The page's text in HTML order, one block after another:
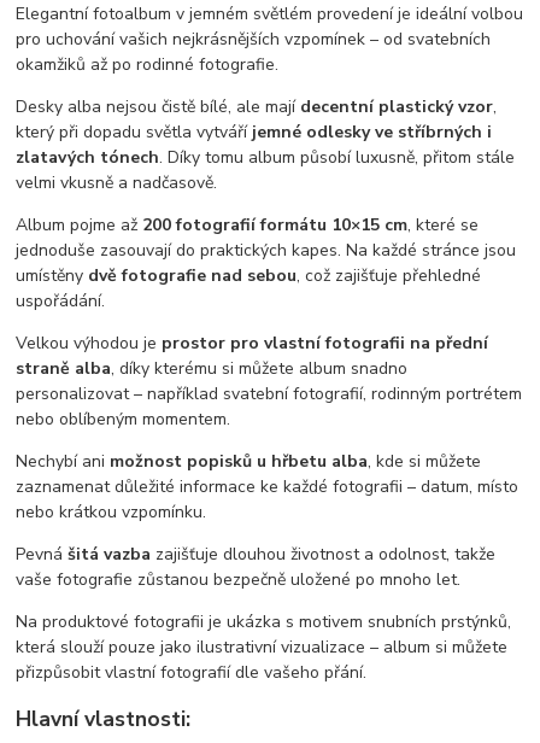
Elegantní fotoalbum v jemném světlém provedení je ideální volbou
pro uchování vašich nejkrásnějších vzpomínek – od svatebních
okamžiků až po rodinné fotografie.
Desky alba nejsou čistě bílé, ale mají decentní plastický vzor,
který při dopadu světla vytváří jemné odlesky ve stříbrných i
zlatavých tónech. Díky tomu album působí luxusně, přitom stále
velmi vkusně a nadčasově.
Album pojme až 200 fotografií formátu 10×15 cm, které se
jednoduše zasouvají do praktických kapes. Na každé stránce jsou
umístěny dvě fotografie nad sebou, což zajišťuje přehledné
uspořádání.
Velkou výhodou je prostor pro vlastní fotografii na přední
straně alba, díky kterému si můžete album snadno
personalizovat – například svatební fotografií, rodinným portrétem
nebo oblíbeným momentem.
Nechybí ani možnost popisků u hřbetu alba, kde si můžete
zaznamenat důležité informace ke každé fotografii – datum, místo
nebo krátkou vzpomínku.
Pevnášitá vazba zajišťuje dlouhou životnost a odolnost, takže
vaše fotografie zůstanou bezpečně uložené po mnoho let.
Na produktové fotografii je ukázka s motivem snubních prstýnků,
která slouží pouze jako ilustrativní vizualizace – album si můžete
přizpůsobit vlastní fotografií dle vašeho přání.
Hlavní vlastnosti: